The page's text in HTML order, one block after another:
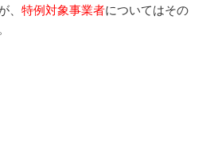
、特例対象事業者についてはその